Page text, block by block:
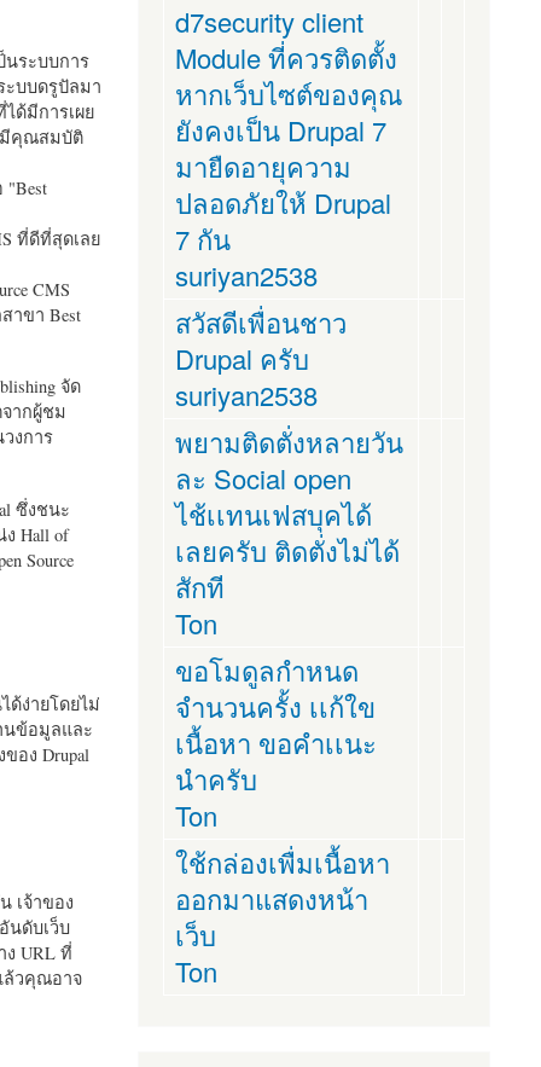
นระบบการ
ะบบดรูปัลมา
ด้มีการเผย
มีคุณสมบัติ
"Best
ที่ดีที่สุดเลย
CMS
าขา Best
จัด
ากผู้ชม
งการ
ซึ่งชนะ
Hall of
Source
ด้ง่ายโดยไม่
นข้อมูลและ
อง Drupal
เจ้าของ
นดับเว็บ
URL ที่
ล้วคุณอาจ
d7security client
Module ที่ควรติดตั้ง
หากเว็บไซต์ของคุณ
ยังคงเป็น Drupal 7
มายืดอายุความ
ปลอดภัยให้ Drupal
7 กัน
suriyan2538
สวัสดีเพื่อนชาว
Drupal ครับ
suriyan2538
พยามติดตั่งหลายวัน
ละ Social open
ไช้เเทนเฟสบุคได้
เลยครับ ติดตั่งไม่ได้
สักที
Ton
ขอโมดูลกำหนด
จำนวนครั้ง เเก้ใข
เนื้อหา ขอคำเเนะ
นำครับ
Ton
ใช้กล่องเพื่มเนื้อหา
ออกมาแสดงหน้า
เว็บ
Ton